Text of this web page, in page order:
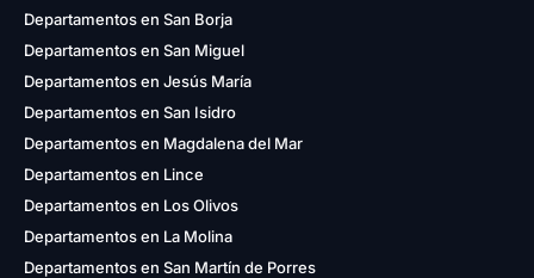
Departamentos en San Borja
Departamentos en San Miguel
Departamentos en Jesús María
Departamentos en San Isidro
Departamentos en Magdalena del Mar
Departamentos en Lince
Departamentos en Los Olivos
Departamentos en La Molina
Departamentos en San Martín de Porres